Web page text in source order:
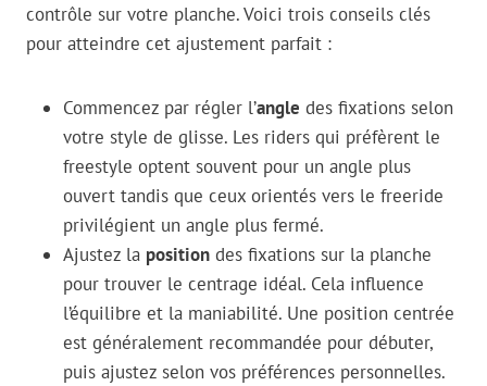
contrôle sur votre planche. Voici trois conseils clés
pour atteindre cet ajustement parfait :
Commencez par régler l’angle des fixations selon
votre style de glisse. Les riders qui préfèrent le
freestyle optent souvent pour un angle plus
ouvert tandis que ceux orientés vers le freeride
privilégient un angle plus fermé.
Ajustez la position des fixations sur la planche
pour trouver le centrage idéal. Cela influence
l’équilibre et la maniabilité. Une position centrée
est généralement recommandée pour débuter,
puis ajustez selon vos préférences personnelles.